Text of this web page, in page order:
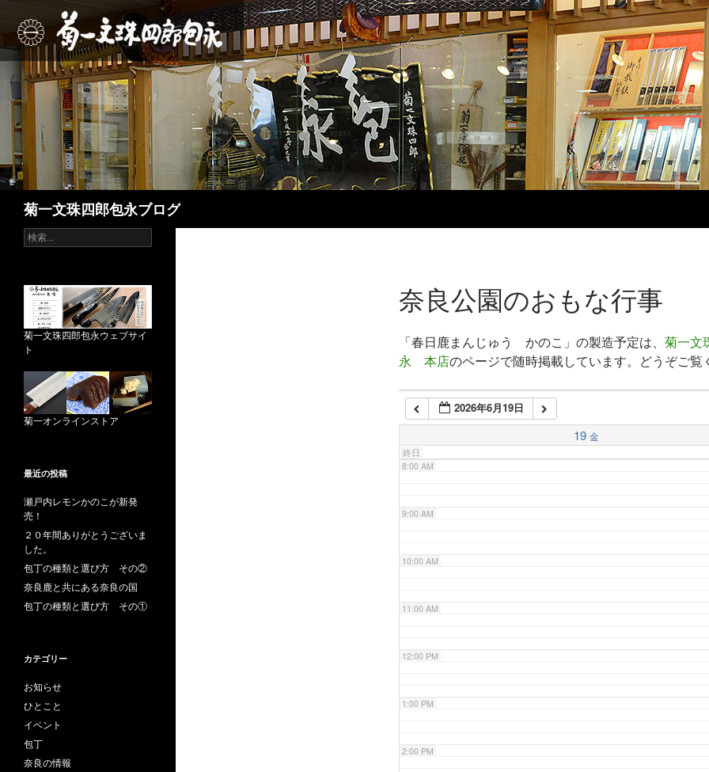
菊一文珠四郎包永ブログ
奈良公園のおもな行事
「春日鹿まんじゅう かのこ」の製造予定は、 菊一文
永 本店のページで随時掲載しています。どうぞご覧
2026年6月19日
19 金
終日
12:00 AM
1:00 AM
2:00 AM
3:00 AM
6:00 AM
7:00 AM
8:00 AM
9:00 AM
10:00 AM
11:00 AM
12:00 PM
1:00 PM
2:00 PM
検
索
菊一文珠四郎包永ウェブサイ
ト
菊一オンラインストア
最近の投稿
瀬戸内レモンかのこが新発
売！
２０年間ありがとうございま
した。
包丁の種類と選び方 その②
奈良鹿と共にある奈良の国
包丁の種類と選び方 その①
カテゴリー
お知らせ
ひとこと
イベント
包丁
奈良の情報